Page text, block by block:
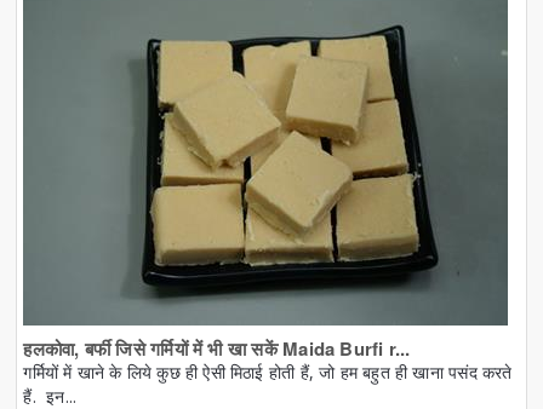
हलकोवा, बर्फी जिसे गर्मियों में भी खा सकें Maida Burfi r...
गर्मियों में खाने के लिये कुछ ही ऐसी मिठाई होती हैं, जो हम बहुत ही खाना पसंद करते
हैं. इन...